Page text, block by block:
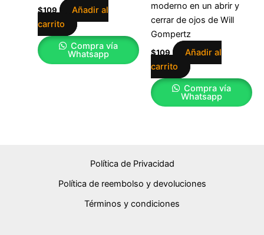
$109
Añadir al
carrito
Compra vía
Whatsapp
moderno en un abrir y
cerrar de ojos de Will
Gompertz
$109
Añadir al
carrito
Compra vía
Whatsapp
Política de Privacidad
Política de reembolso y devoluciones
Términos y condiciones